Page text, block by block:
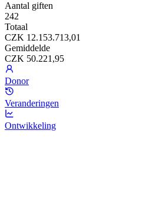
Aantal giften
242
Totaal
CZK 12.153.713,01
Gemiddelde
CZK 50.221,95
Donor
Veranderingen
Ontwikkeling